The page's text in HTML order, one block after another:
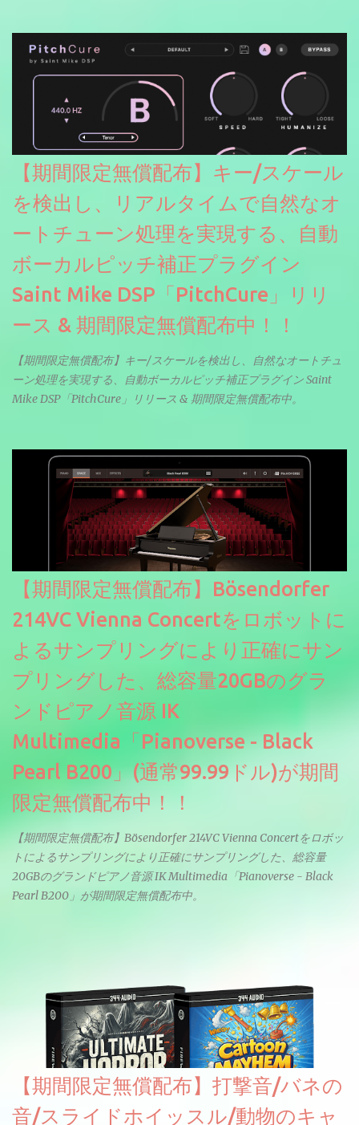
【期間限定無償配布】キー/スケール
を検出し、リアルタイムで自然なオ
ートチューン処理を実現する、自動
ボーカルピッチ補正プラグイン
Saint Mike DSP「PitchCure」リリ
ース & 期間限定無償配布中！！
【期間限定無償配布】キー/スケールを検出し、自然なオートチュ
ーン処理を実現する、自動ボーカルピッチ補正プラグイン Saint
Mike DSP「PitchCure」リリース & 期間限定無償配布中。
【期間限定無償配布】Bösendorfer
214VC Vienna Concertをロボットに
よるサンプリングにより正確にサン
プリングした、総容量20GBのグラ
ンドピアノ音源 IK
Multimedia「Pianoverse - Black
Pearl B200」(通常99.99ドル)が期間
限定無償配布中！！
【期間限定無償配布】Bösendorfer 214VC Vienna Concertをロボッ
トによるサンプリングにより正確にサンプリングした、総容量
20GBのグランドピアノ音源 IK Multimedia「Pianoverse - Black
Pearl B200」が期間限定無償配布中。
【期間限定無償配布】打撃音/バネの
音/スライドホイッスル/動物のキャ